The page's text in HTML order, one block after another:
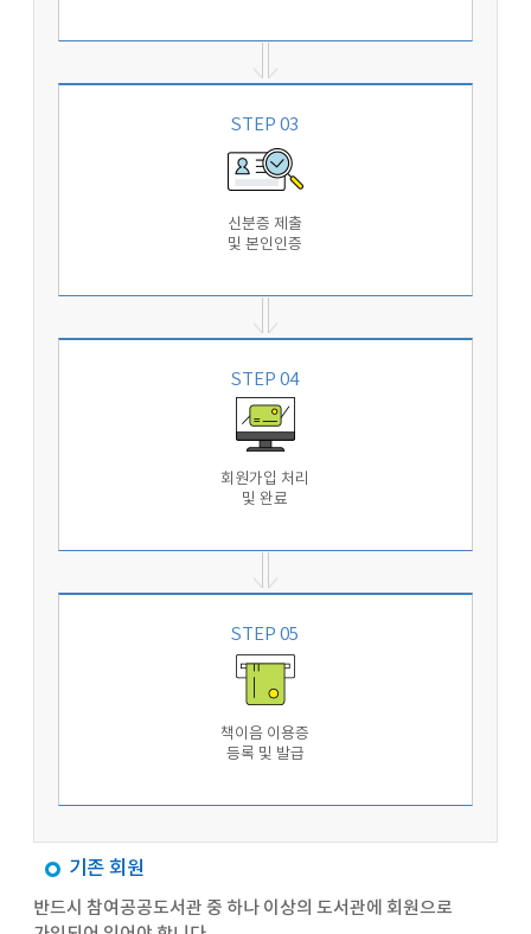
STEP 03
신분증 제출
및 본인인증
STEP 04
회원가입 처리
및 완료
STEP 05
책이음 이용증
등록 및 발급
기존 회원
반드시 참여공공도서관 중 하나 이상의 도서관에 회원으로